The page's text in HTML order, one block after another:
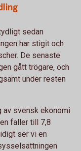
sedan
har stigit och
De senaste
gått trögare, och
under resten
svensk ekonomi
faller till 7,8
ser vi en